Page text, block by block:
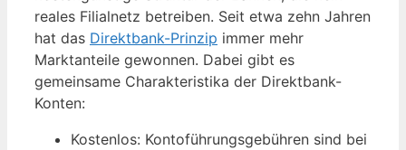
reales Filialnetz betreiben. Seit etwa zehn Jahren
hat das Direktbank-Prinzip immer mehr
Marktanteile gewonnen. Dabei gibt es
gemeinsame Charakteristika der Direktbank-
Konten:
Kostenlos: Kontoführungsgebühren sind bei